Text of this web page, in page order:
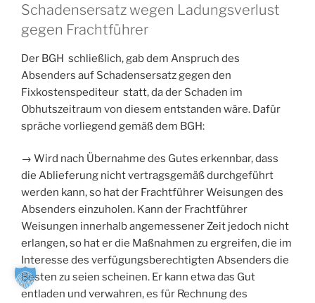
Schadensersatz wegen Ladungsverlust
gegen Frachtführer
Der BGH schließlich, gab dem Anspruch des
Absenders auf Schadensersatz gegen den
Fixkostenspediteur statt, da der Schaden im
Obhutszeitraum von diesem entstanden wäre. Dafür
spräche vorliegend gemäß dem BGH:
→ Wird nach Übernahme des Gutes erkennbar, dass
die Ablieferung nicht vertragsgemäß durchgeführt
werden kann, so hat der Frachtführer Weisungen des
Absenders einzuholen. Kann der Frachtführer
Weisungen innerhalb angemessener Zeit jedoch nicht
erlangen, so hat er die Maßnahmen zu ergreifen, die im
Interesse des verfügungsberechtigten Absenders die
Besten zu seien scheinen. Er kann etwa das Gut
entladen und verwahren, es für Rechnung des